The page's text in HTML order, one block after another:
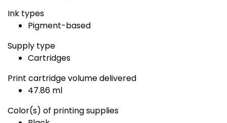
Ink types
Pigment-based
Supply type
Cartridges
Print cartridge volume delivered
47.86 ml
Color(s) of printing supplies